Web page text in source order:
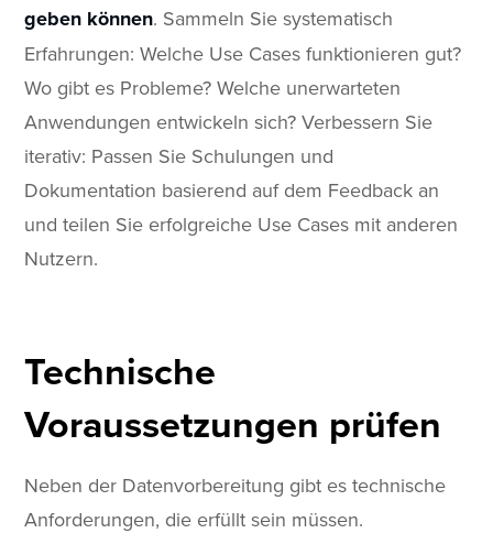
geben können. Sammeln Sie systematisch
Erfahrungen: Welche Use Cases funktionieren gut?
Wo gibt es Probleme? Welche unerwarteten
Anwendungen entwickeln sich? Verbessern Sie
iterativ: Passen Sie Schulungen und
Dokumentation basierend auf dem Feedback an
und teilen Sie erfolgreiche Use Cases mit anderen
Nutzern.
Technische
Voraussetzungen prüfen
Neben der Datenvorbereitung gibt es technische
Anforderungen, die erfüllt sein müssen.